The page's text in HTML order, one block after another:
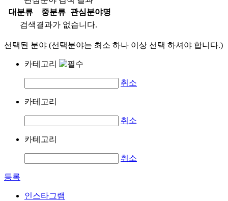
대분류
중분류
관심분야명
검색결과가 없습니다.
선택된 분야 (선택분야는 최소 하나 이상 선택 하셔야 합니다.)
카테고리
취소
카테고리
취소
카테고리
취소
등록
인스타그램